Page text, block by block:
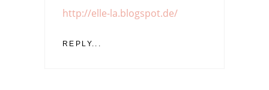
http://elle-la.blogspot.de/
REPLY...